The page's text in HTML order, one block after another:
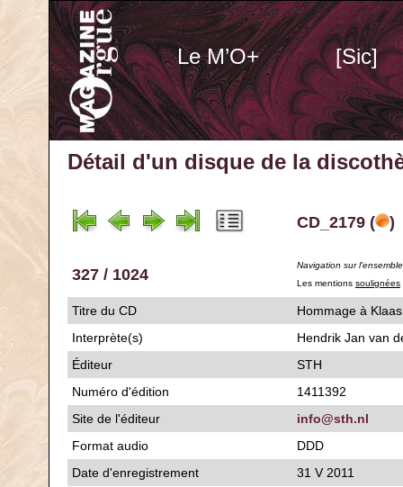
Le M’O+ [Sic]
Détail d'un disque de la
CD_2179 ( )
327 / 1024
Navigation sur
Les mentions soulignées
Titre du CD
Hommage
Interprète(s)
Hendrik Jan van
Éditeur
STH
Numéro d'édition
1411392
Site de l'éditeur
info@sth.nl
Format audio
DDD
Date d'enregistrement
31 V 2011